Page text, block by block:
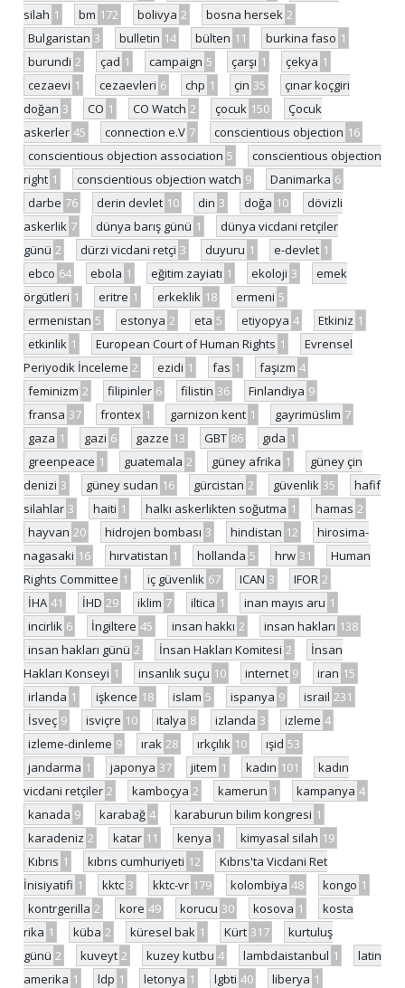
silah 1 bm 172 bolivya 2 bosna hersek 2
Bulgaristan 3 bulletin 14 bülten 11 burkina faso 1
burundi 2 çad 1 campaign 5 çarşı 1 çekya 1
cezaevi 1 cezaevleri 6 chp 1 çin 35
çınar koçgiri
doğan 3 CO 1 CO Watch 2 çocuk 150
Çocuk
askerler 45 connection e.V 7 conscientious objection 16
conscientious objection association 5
conscientious objection
right 1 conscientious objection watch 9 Danimarka 6
darbe 76 derin devlet 10 din 3 doğa 10
dövizli
askerlik 7 dünya barış günü 1
dünya vicdani retçiler
günü 2 dürzi vicdani retçi 3 duyuru 1 e-devlet 1
ebco 64 ebola 1 eğitim zayiatı 1 ekoloji 3
emek
örgütleri 1 eritre 1 erkeklik 18 ermeni 5
ermenistan 5 estonya 2 eta 5 etiyopya 4 Etkiniz 1
etkinlik 1 European Court of Human Rights 1
Evrensel
Periyodik İnceleme 2 ezidi 1 fas 1 faşizm 4
feminizm 2 filipinler 6 filistin 36 Finlandiya 9
fransa 37 frontex 1 garnizon kent 1 gayrimüslim 7
gaza 1 gazi 6 gazze 13 GBT 86 gıda 1
greenpeace 1 guatemala 2 güney afrika 1
güney çin
denizi 3 güney sudan 16 gürcistan 2 güvenlik 35
hafif
silahlar 3 haiti 1 halkı askerlikten soğutma 1 hamas 2
hayvan 20 hidrojen bombası 3 hindistan 12
hirosima-
nagasaki 16 hırvatistan 1 hollanda 5 hrw 31
Human
Rights Committee 1 iç güvenlik 67 ICAN 3 IFOR 2
İHA 41 İHD 29 iklim 7 iltica 1 inan mayıs aru 1
incirlik 6 İngiltere 45 insan hakkı 2 insan hakları 138
insan hakları günü 2 İnsan Hakları Komitesi 2
İnsan
Hakları Konseyi 1 insanlık suçu 10 internet 9 iran 15
irlanda 1 işkence 18 islam 5 ispanya 9 israil 231
İsveç 9 isviçre 10 italya 8 izlanda 3 izleme 4
izleme-dinleme 9 ırak 28 ırkçılık 10 ışid 53
jandarma 1 japonya 37 jitem 1 kadın 101
kadın
vicdani retçiler 2 kamboçya 2 kamerun 1 kampanya 4
kanada 9 karabağ 4 karaburun bilim kongresi 1
karadeniz 2 katar 11 kenya 1 kimyasal silah 19
Kıbrıs 1 kıbrıs cumhuriyeti 12
Kıbrıs'ta Vicdani Ret
İnisiyatifi 1 kktc 3 kktc-vr 179 kolombiya 48 kongo 1
kontrgerilla 2 kore 49 korucu 30 kosova 1
kosta
rika 1 küba 2 küresel bak 1 Kürt 317
kurtuluş
günü 2 kuveyt 2 kuzey kutbu 4 lambdaistanbul 1
latin
amerika 1 ldp 1 letonya 1 lgbti 40 liberya 1